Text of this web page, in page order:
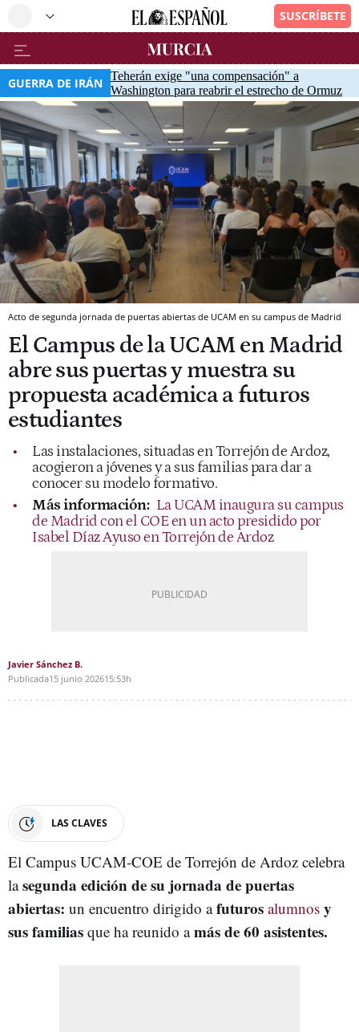
GUERRA DE IRÁN Teherán exige "una compensación" a
Washington para reabrir el estrecho de Ormuz
Acto de segunda jornada de puertas abiertas de UCAM en su campus de Madrid
El Campus de la UCAM en Madrid
abre sus puertas y muestra su
propuesta académica a futuros
estudiantes
Las instalaciones, situadas en Torrejón de Ardoz,
acogieron a jóvenes y a sus familias para dar a
conocer su modelo formativo.
Más información: La UCAM inaugura su campus
de Madrid con el COE en un acto presidido por
Isabel Díaz Ayuso en Torrejón de Ardoz
Javier Sánchez B.
Publicada15 junio 202615:53h
LAS CLAVES
El Campus UCAM-COE de Torrejón de Ardoz celebra
lasegunda edición de su jornada de puertas
abiertas: un encuentro dirigido afuturos alumnos y
sus familias que ha reunido amás de 60 asistentes.